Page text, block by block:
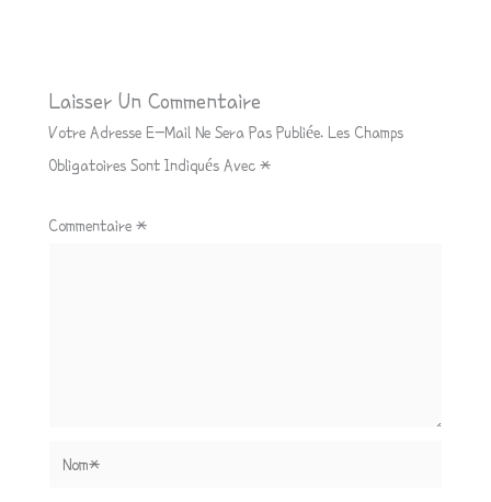
Laisser Un Commentaire
Votre Adresse E-Mail Ne Sera Pas Publiée. Les Champs
Obligatoires Sont Indiqués Avec *
Commentaire *
Nom*